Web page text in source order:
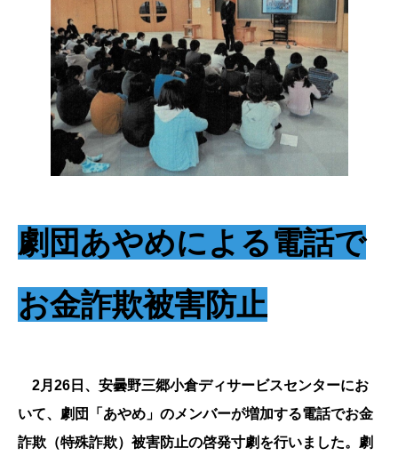
劇団あやめによる電話で
お金詐欺被害防止
2月26日、安曇野三郷小倉ディサービスセンターにお
いて、劇団「あやめ」のメンバーが増加する電話でお金
詐欺（特殊詐欺）被害防止の啓発寸劇を行いました。劇